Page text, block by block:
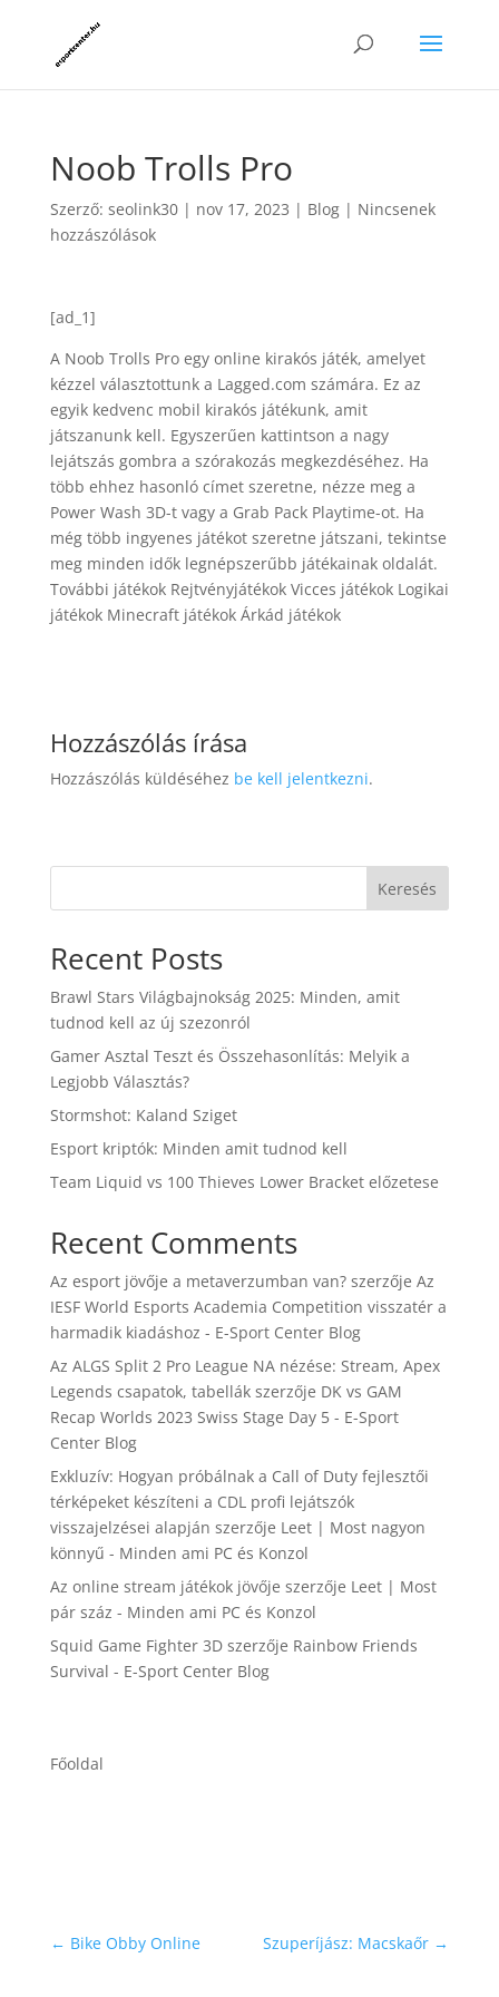
Noob Trolls Pro
Szerző: seolink30| nov 17, 2023 | Blog| Nincsenek
hozzászólások
[ad_1]
A Noob Trolls Pro egy online kirakós játék, amelyet
kézzel választottunk a Lagged.com számára. Ez az
egyik kedvenc mobil kirakós játékunk, amit
játszanunk kell. Egyszerűen kattintson a nagy
lejátszás gombra a szórakozás megkezdéséhez. Ha
több ehhez hasonló címet szeretne, nézze meg a
Power Wash 3D-t vagy a Grab Pack Playtime-ot. Ha
még több ingyenes játékot szeretne játszani, tekintse
meg minden idők legnépszerűbb játékainak oldalát.
További játékok Rejtvényjátékok Vicces játékok Logikai
játékok Minecraft játékok Árkád játékok
Hozzászólás írása
Hozzászólás küldéséhez be kell jelentkezni.
Keresés
Recent Posts
Brawl Stars Világbajnokság 2025: Minden, amit
tudnod kell az új szezonról
Gamer Asztal Teszt és Összehasonlítás: Melyik a
Legjobb Választás?
Stormshot: Kaland Sziget
Esport kriptók: Minden amit tudnod kell
Team Liquid vs 100 Thieves Lower Bracket előzetese
Recent Comments
Az esport jövője a metaverzumban van?szerzője Az
IESF World Esports Academia Competition visszatér a
harmadik kiadáshoz - E-Sport Center Blog
Az ALGS Split 2 Pro League NA nézése: Stream, Apex
Legends csapatok, tabellákszerzője DK vs GAM
Recap Worlds 2023 Swiss Stage Day 5 - E-Sport
Center Blog
Exkluzív: Hogyan próbálnak a Call of Duty fejlesztői
térképeket készíteni a CDL profi lejátszók
visszajelzései alapján szerzője Leet | Most nagyon
könnyű - Minden ami PC és Konzol
Az online stream játékok jövője szerzője Leet | Most
pár száz - Minden ami PC és Konzol
Squid Game Fighter 3Dszerzője Rainbow Friends
Survival - E-Sport Center Blog
Főoldal
← Bike Obby Online Szuperíjász: Macskaőr →